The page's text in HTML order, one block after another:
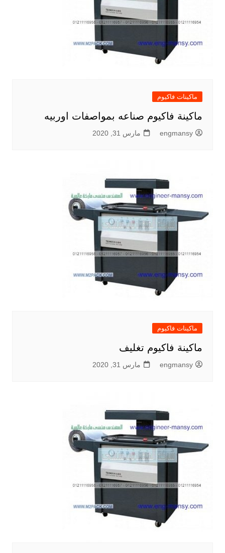
ماكينات فاكيوم
ماكينة فاكيوم صناعه بمواصفات اوربيه
engmansy مارس 31, 2020
ماكينات فاكيوم
ماكينة فاكيوم تغليف
engmansy مارس 31, 2020